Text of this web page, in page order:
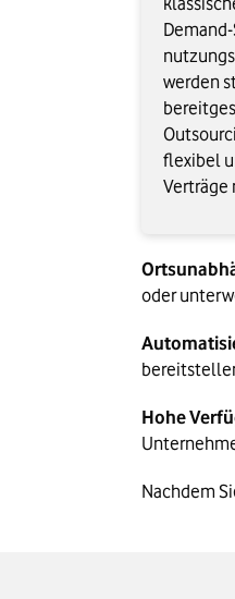
werden
flexibel
Verträge
oder
Hohe
Nachdem